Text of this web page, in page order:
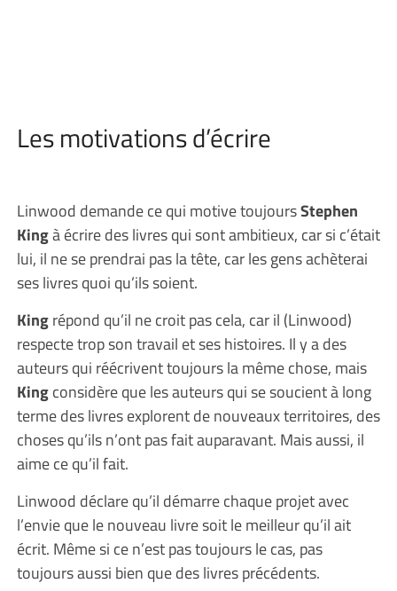
Les motivations d’écrire
Linwood demande ce qui motive toujoursStephen
Kingà écrire des livres qui sont ambitieux, car si c’était
lui, il ne se prendrai pas la tête, car les gens achèterai
ses livres quoi qu’ils soient.
Kingrépond qu’il ne croit pas cela, car il (Linwood)
respecte trop son travail et ses histoires. Il y a des
auteurs qui réécrivent toujours la même chose, mais
Kingconsidère que les auteurs qui se soucient à long
terme des livres explorent de nouveaux territoires, des
choses qu’ils n’ont pas fait auparavant. Mais aussi, il
aime ce qu’il fait.
Linwood déclare qu’il démarre chaque projet avec
l’envie que le nouveau livre soit le meilleur qu’il ait
écrit. Même si ce n’est pas toujours le cas, pas
toujours aussi bien que des livres précédents.